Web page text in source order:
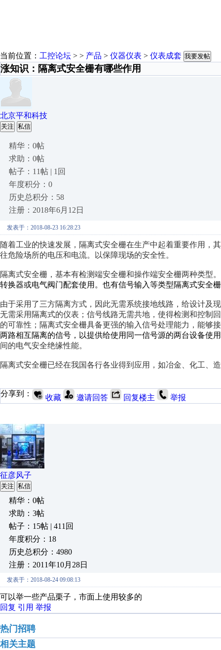
当前位置： 工控论坛 > > 产品 > 仪器仪表 > 仪表成套 我要发帖
涨知识：隔离式安全栅有哪些作用
北京平和科技
关注 私信
精华：0帖
求助：0帖
帖子：11帖 | 1回
年度积分：0
历史总积分：58
注册：2018年6月12日
发表于：2018-08-23 16:28:23
随着工业的快速发展，隔离式安全栅在生产中起着重要作用，
往危险场所的电压和电流。以保障现场的安全性。
隔离式安全栅，基本有检测端安全栅和操作端安全栅两种类型
转换器或电气阀门配套使用。也有信号输入等类型隔离式安全
由于采用了三方隔离方式，因此无需系统接地线路，给设计及
无需采用隔离式的仪表；信号线路无需共地，使得检测和控制
的可靠性；隔离式安全栅具备更强的输入信号处理能力，能够
两路相互隔离的信号，以提供给使用同一信号源的两台设备使
间的电气安全绝缘性能。
隔离式安全栅已经在我国各行各业得到应用，如冶金、化工、
分享到： 收藏 邀请回答 回复楼主 举报
征彦风子
关注 私信
精华：0帖
求助：3帖
帖子：15帖 | 411回
年度积分：18
历史总积分：4980
注册：2011年10月28日
发表于：2018-08-24 09:08:13
可以举一些产品栗子，市面上使用较多的
回复 引用 举报
热门招聘
相关主题